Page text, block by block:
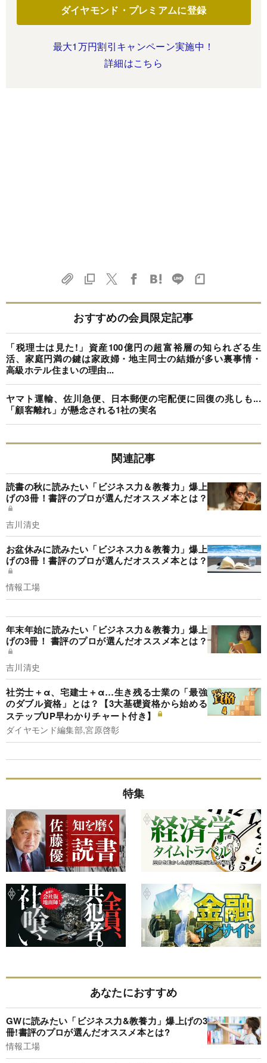
ダイヤモンド・プレミアムに登録
最大1万円割引キャンペーン実施中！
詳細はこちら
おすすめの会員限定記事
「税理士は見た!」資産100億円の超富裕層の知られざる生
活、家庭円満の鍵は家政婦・地主同士の結婚が多い裏事情・
高級ホテル住まいの理由...
ヤマト運輸、佐川急便、日本郵便の宅配便に回復の兆しも...
「顧客離れ」が懸念される1社の実名
関連記事
読書の秋に読みたい「ビジネス力＆教養力」爆上
げの3冊！書評のプロが選んだオススメ本とは？
吉川清史
お盆休みに読みたい「ビジネス力＆教養力」爆上
げの3冊！書評のプロが選んだオススメ本とは？
情報工場
年末年始に読みたい「ビジネス力＆教養力」爆上
げの3冊！ 書評のプロが選んだオススメ本とは？
吉川清史
社労士＋α、宅建士＋α…生き残る士業の「最強
のダブル資格」とは？【3大基礎資格から始める
ステップUP早わかりチャート付き】
ダイヤモンド編集部,宮原啓彰
特集
あなたにおすすめ
GWに読みたい「ビジネス力&教養力」爆上げの3
冊!書評のプロが選んだオススメ本とは?
情報工場